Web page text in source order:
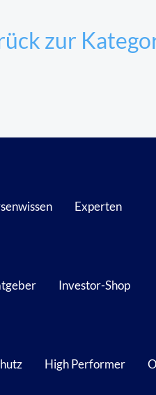
zur
Experten
Investor-Shop
High Performer